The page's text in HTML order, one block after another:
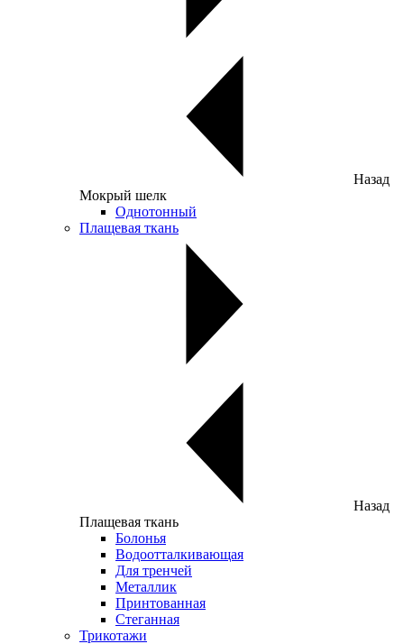
Назад
Мокрый шелк
Однотонный
Плащевая ткань
Назад
Плащевая ткань
Болонья
Водоотталкивающая
Для тренчей
Металлик
Принтованная
Стеганная
Трикотажи